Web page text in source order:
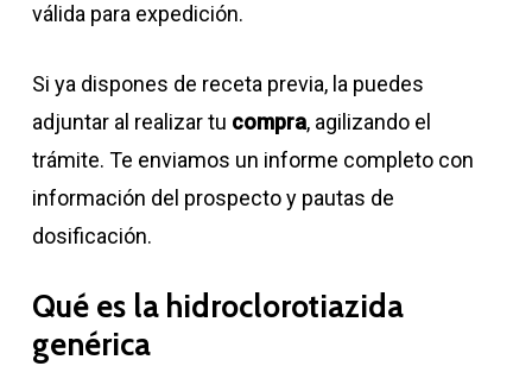
válida para expedición.
Si ya dispones de receta previa, la puedes
adjuntar al realizar tu compra, agilizando el
trámite. Te enviamos un informe completo con
información del prospecto y pautas de
dosificación.
Qué es la hidroclorotiazida
genérica